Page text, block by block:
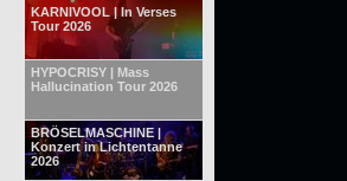
KARNIVOOL | In Verses
Tour 2026
HYPOCRISY | Mass
Hallucination Tour 2026
BRÖSELMASCHINE |
Konzert in Lichtentanne
2026